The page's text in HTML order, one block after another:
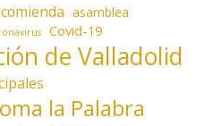
asamblea
Covid-19
de Valladolid
la Palabra